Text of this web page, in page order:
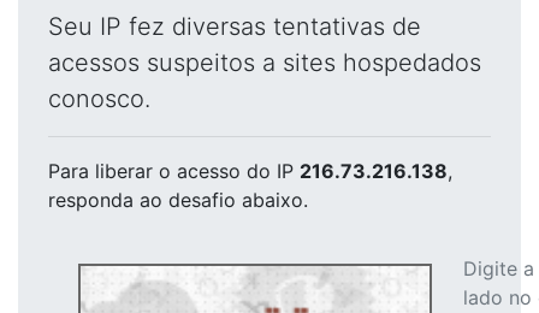
Seu IP fez diversas tentativas de
acessos suspeitos a sites hospedados
conosco.
Para liberar o acesso do IP 216.73.216.138,
responda ao desafio abaixo.
Digite
lado no